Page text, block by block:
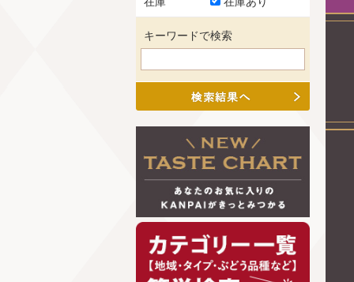
キーワードで検索